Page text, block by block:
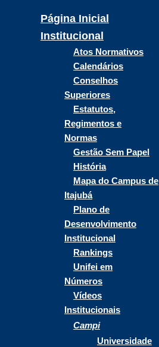
Página Inicial
Institucional
Atos Normativos
Calendários
Conselhos
Superiores
Estatutos,
Regimentos e
Normas
Gestão Sem Papel
História
Mapa do Campus de
Itajubá
Plano de
Desenvolvimento
Institucional
Rankings
Unifei em
Números
Vídeos
Institucionais
Campi
Universidade